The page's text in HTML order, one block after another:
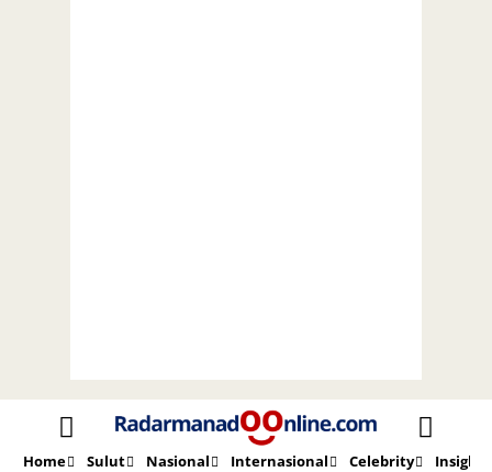
Home Sulut Nasional Internasional Celebrity Insight